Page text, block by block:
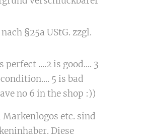
§25a UStG. zzgl.
....2 is good.... 3
5 is bad
no 6 in the shop :))
etc. sind
Diese